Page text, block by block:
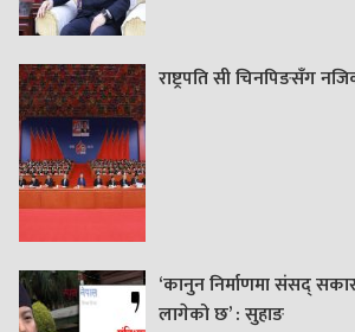
राष्ट्रपति सी चिनपिङसँग
‘कानुन निर्माणमा संसद्
लागेको छ’ : सुहाङ